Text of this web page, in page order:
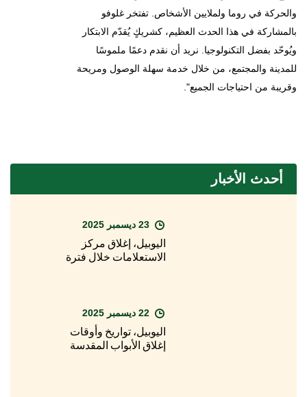
والحركة في روما ولملايين الأشخاص. تفتخر غلوفو
بالمشاركة في هذا الحدث العظيم، كشريكٍ يُقدّم الابتكار
ويُوحّد بفضل التكنولوجيا. نريد أن نقدم دعمًا ملموسًا
للمدينة والمجتمع، من خلال خدمة سهلة الوصول ومريحة
وقريبة من احتياجات الجميع".
أحدث الأخبار
اليوبيل، إغلاق مركز
الاستعلامات خلال فترة
اليوبيل، تواريخ وأوقات
إغلاق الأبواب المقدسة